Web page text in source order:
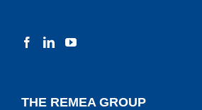
THE REMEA GROUP